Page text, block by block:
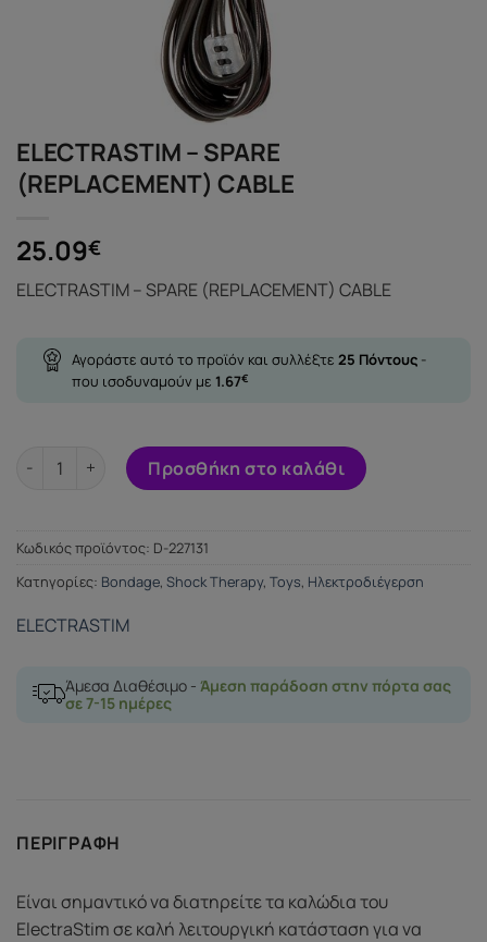
ELECTRASTIM – SPARE
(REPLACEMENT) CABLE
25.09€
ELECTRASTIM – SPARE (REPLACEMENT) CABLE
Αγοράστε αυτό το προϊόν και συλλέξτε 25 Πόντους -
που ισοδυναμούν με 1.67€
ELECTRASTIM - SPARE (REPLACEMENT) CABLE ποσότητα
Προσθήκη στο καλάθι
Κωδικός προϊόντος: D-227131
Κατηγορίες: Bondage, Shock Therapy, Toys, Ηλεκτροδιέγερση
ELECTRASTIM
Άμεσα Διαθέσιμο - Άμεση παράδοση στην πόρτα σας
σε 7-15 ημέρες
ΠΕΡΙΓΡΑΦΉ
Είναι σημαντικό να διατηρείτε τα καλώδια του
ElectraStim σε καλή λειτουργική κατάσταση για να